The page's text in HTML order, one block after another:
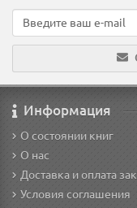
Информация
О состоянии книг
О нас
Доставка и оплата
Условия соглашения